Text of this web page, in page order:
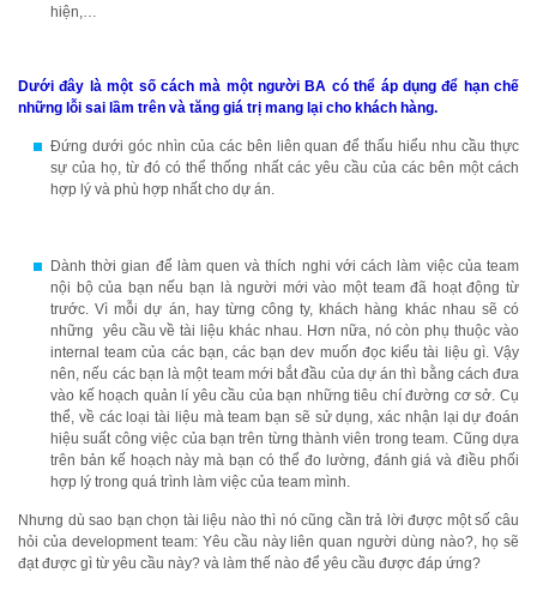
hiện,…
Dưới đây là một số cách mà một người BA có thể áp dụng để hạn chế
những lỗi sai lầm trên và tăng giá trị mang lại cho khách hàng.
Đứng dưới góc nhìn của các bên liên quan để thấu hiểu nhu cầu thực
sự của họ, từ đó có thể thống nhất các yêu cầu của các bên một cách
hợp lý và phù hợp nhất cho dự án.
Dành thời gian để làm quen và thích nghi với cách làm việc của team
nội bộ của bạn nếu bạn là người mới vào một team đã hoạt động từ
trước. Vì mỗi dự án, hay từng công ty, khách hàng khác nhau sẽ có
những yêu cầu về tài liệu khác nhau. Hơn nữa, nó còn phụ thuộc vào
internal team của các bạn, các bạn dev muốn đọc kiểu tài liệu gì. Vậy
nên, nếu các bạn là một team mới bắt đầu của dự án thì bằng cách đưa
vào kế hoạch quản lí yêu cầu của bạn những tiêu chí đường cơ sở. Cụ
thể, về các loại tài liệu mà team bạn sẽ sử dụng, xác nhận lại dự đoán
hiệu suất công việc của bạn trên từng thành viên trong team. Cũng dựa
trên bản kế hoạch này mà bạn có thể đo lường, đánh giá và điều phối
hợp lý trong quá trình làm việc của team mình.
Nhưng dù sao bạn chọn tài liệu nào thì nó cũng cần trả lời được một số câu
hỏi của development team: Yêu cầu này liên quan người dùng nào?, họ sẽ
đạt được gì từ yêu cầu này? và làm thế nào để yêu cầu được đáp ứng?